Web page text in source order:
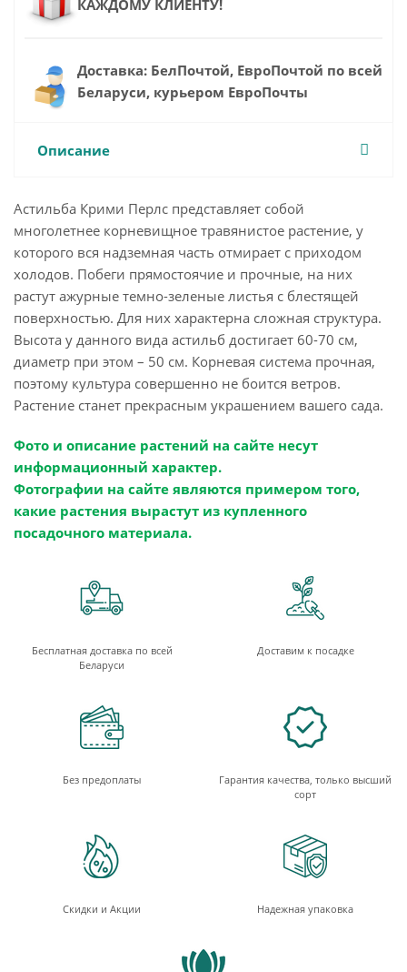
КАЖДОМУ КЛИЕНТУ!
Доставка: БелПочтой, ЕвроПочтой по всей
Беларуси, курьером ЕвроПочты
Описание
Астильба Крими Перлс представляет собой
многолетнее корневищное травянистое растение, у
которого вся надземная часть отмирает с приходом
холодов. Побеги прямостоячие и прочные, на них
растут ажурные темно-зеленые листья с блестящей
поверхностью. Для них характерна сложная структура.
Высота у данного вида астильб достигает 60-70 см,
диаметр при этом – 50 см. Корневая система прочная,
поэтому культура совершенно не боится ветров.
Растение станет прекрасным украшением вашего сада.
Фото и описание растений на сайте несут
информационный характер.
Фотографии на сайте являются примером того,
какие растения вырастут из купленного
посадочного материала.
Бесплатная доставка по всей
Беларуси
Доставим к посадке
Без предоплаты
Гарантия качества, только высший
сорт
Скидки и Акции Надежная упаковка